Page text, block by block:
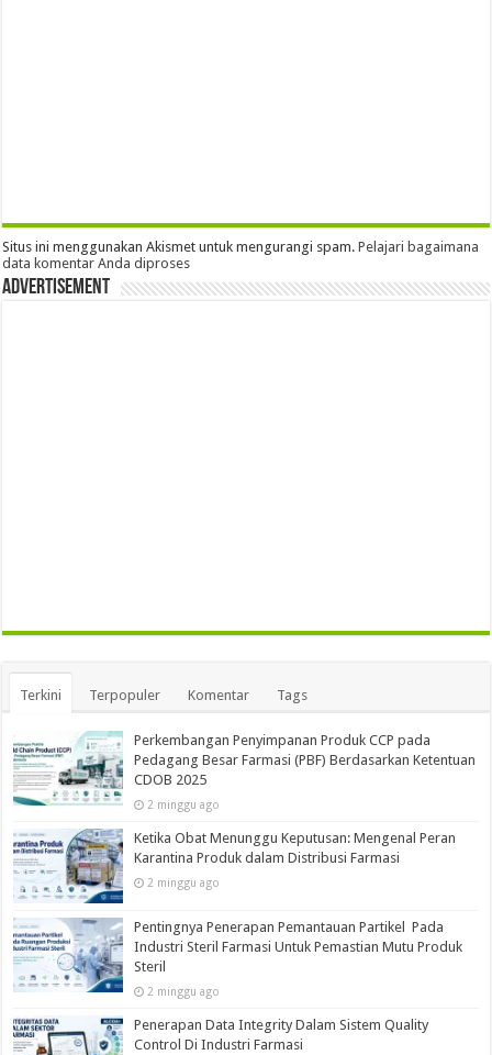
Situs ini menggunakan Akismet untuk mengurangi spam.Pelajari bagaimana
data komentar Anda diproses
Advertisement
Terkini Terpopuler Komentar Tags
Perkembangan Penyimpanan Produk CCP pada
Pedagang Besar Farmasi (PBF) Berdasarkan Ketentuan
CDOB 2025
2 minggu ago
Ketika Obat Menunggu Keputusan: Mengenal Peran
Karantina Produk dalam Distribusi Farmasi
2 minggu ago
Pentingnya Penerapan Pemantauan Partikel Pada
Industri Steril Farmasi Untuk Pemastian Mutu Produk
Steril
2 minggu ago
Penerapan Data Integrity Dalam Sistem Quality
Control Di Industri Farmasi